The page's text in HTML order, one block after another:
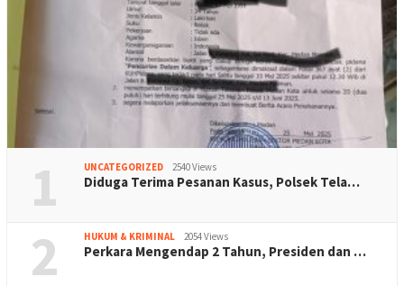
1 UNCATEGORIZED 2540 Views
Diduga Terima Pesanan Kasus, Polsek Tela…
2 HUKUM & KRIMINAL 2054 Views
Perkara Mengendap 2 Tahun, Presiden dan …